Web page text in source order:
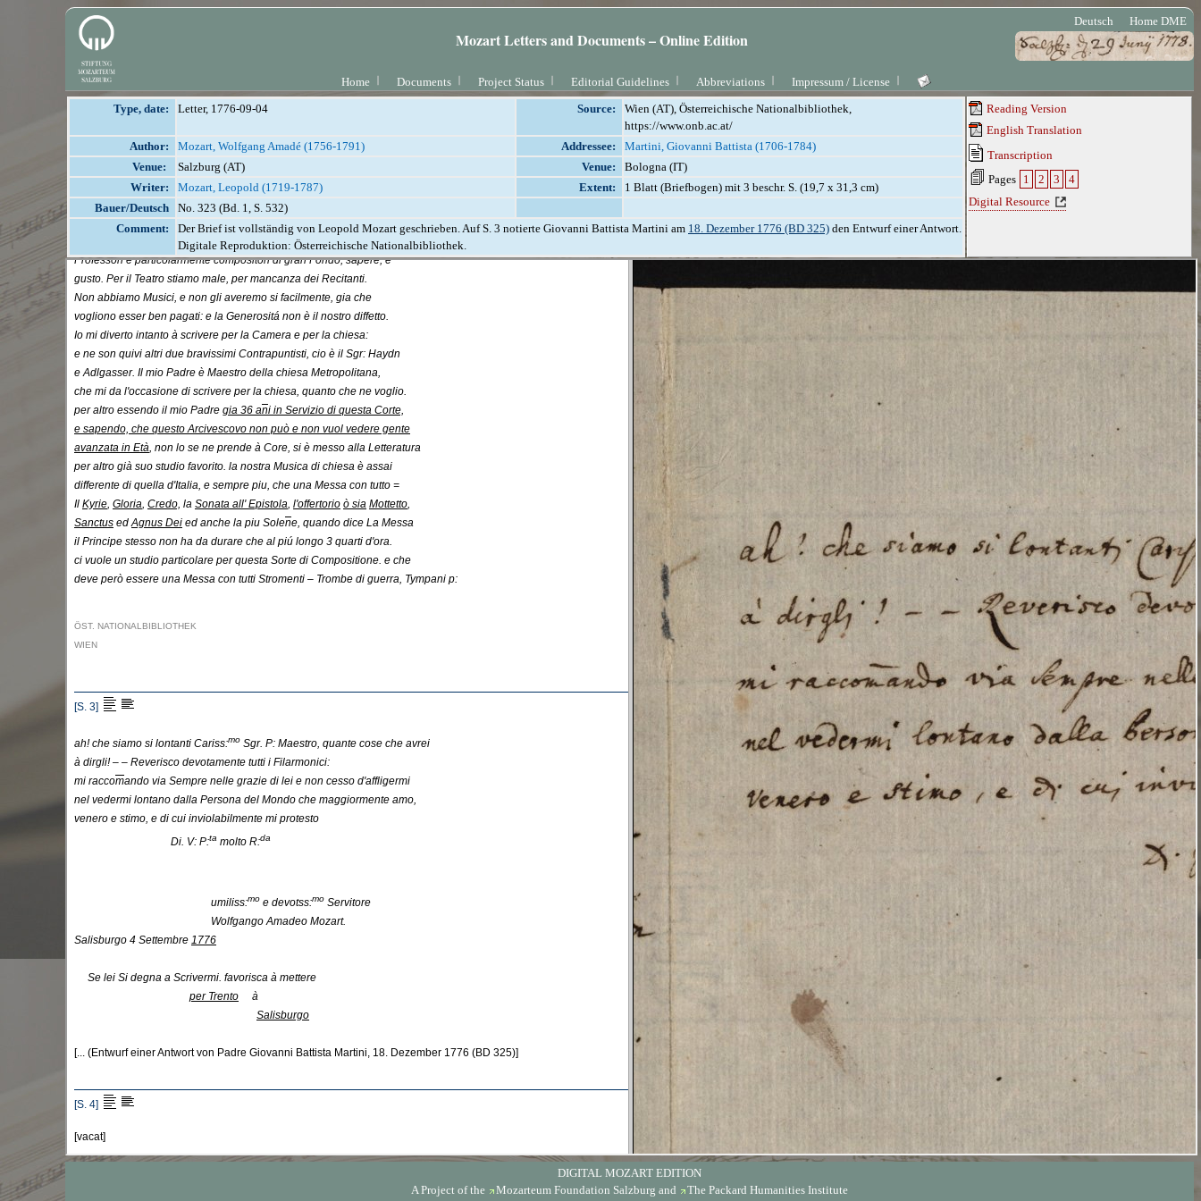
Deutsch Home DME
Mozart Letters and Documents – Online Edition
Home Documents Project Status Editorial Guidelines Abbreviations Impressum / License
Type, date: Letter, 1776-09-04 Source:
Wien (AT), Österreichische Nationalbibliothek,
https://www.onb.ac.at/
Author:
Mozart, Wolfgang Amadé (1756-1791) Addressee:
Martini, Giovanni Battista (1706-1784)
Venue:
Salzburg (AT) Venue:
Bologna (IT)
Writer:
Mozart, Leopold (1719-1787) Extent:
1 Blatt (Briefbogen) mit 3 beschr. S. (19,7 x 31,3 cm)
Bauer/Deutsch
No. 323 (Bd. 1, S. 532)
Comment:
Der Brief ist vollständig von Leopold Mozart geschrieben. Auf S. 3 notierte Giovanni Battista Martini am 18. Dezember 1776 (BD 325) den Entwurf einer Antwort.
Digitale Reproduktion: Österreichische Nationalbibliothek.
Reading Version
English Translation
Transcription
Pages 1 2 3
4
Digital Resource
DIGITAL MOZART EDITION
A Project of the
Mozarteum Foundation Salzburg and
The Packard Humanities Institute